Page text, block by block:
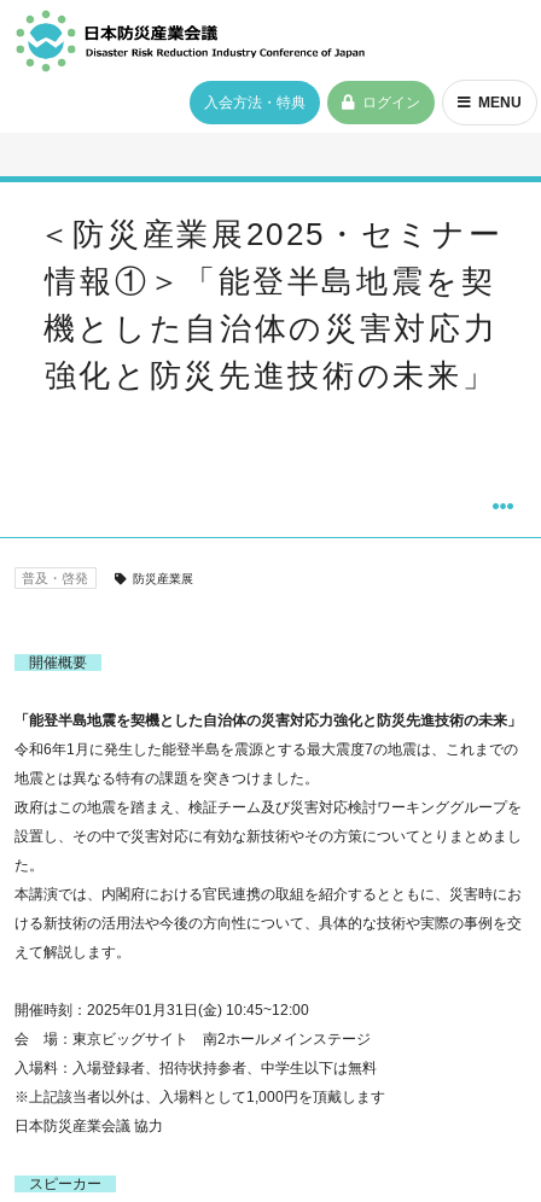
入会方法・特典 ログイン MENU
＜防災産業展2025・セミナー
情報①＞「能登半島地震を契
機とした自治体の災害対応力
強化と防災先進技術の未来」
普及・啓発 防災産業展
開催概要
「能登半島地震を契機とした自治体の災害対応力強化と防災先進技術の未来」
令和6年1月に発生した能登半島を震源とする最大震度7の地震は、これまでの
地震とは異なる特有の課題を突きつけました。
政府はこの地震を踏まえ、検証チーム及び災害対応検討ワーキンググループを
設置し、その中で災害対応に有効な新技術やその方策についてとりまとめまし
た。
本講演では、内閣府における官民連携の取組を紹介するとともに、災害時にお
ける新技術の活用法や今後の方向性について、具体的な技術や実際の事例を交
えて解説します。
開催時刻：2025年01月31日(金) 10:45~12:00
会 場：東京ビッグサイト 南2ホールメインステージ
入場料：入場登録者、招待状持参者、中学生以下は無料
※上記該当者以外は、入場料として1,000円を頂戴します
日本防災産業会議 協力
スピーカー